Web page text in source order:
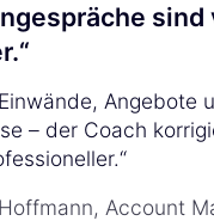
sind
Angebote
– der Coach
Account